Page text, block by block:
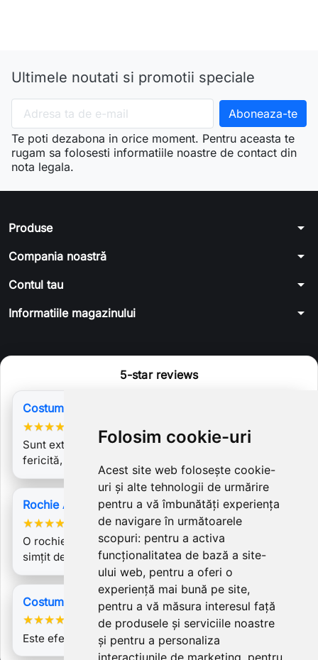
Folosim cookie-uri
Acest site web folosește cookie-
uri și alte tehnologii de urmărire
pentru a vă îmbunătăți experiența
de navigare în următoarele
scopuri: pentru a activa
funcționalitatea de bază a site-
ului web, pentru a oferi o
experiență mai bună pe site,
pentru a vă măsura interesul față
de produsele și serviciile noastre
și pentru a personaliza
interacțiunile de marketing pentru
Ultimele noutati si promotii speciale
Te poti dezabona in orice moment. Pentru aceasta te
rugam sa folosesti informatiile noastre de contact din
nota legala.
Produse arrow_drop_down
Compania noastră arrow_drop_down
Contul tau arrow_drop_down
Informatiile magazinului arrow_drop_down
5-star reviews
Costum 2 piese Luana
★★★★
Sunt extrem de mulțumită și totodată la fel de
fericită, implinita, deoarece azi am…
Rochie Adelina
★★★★
O rochie gingașă și elegantă,lucrată impecabil.M-am
simțit deosebită!Multumesc,Laura…
Costum Carmen 2 turquoise
★★★★
Este efectiv sublim! Bravo!